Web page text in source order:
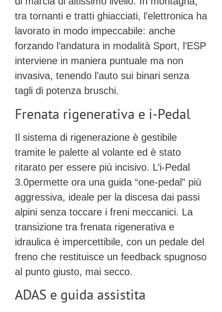
tra tornanti e tratti ghiacciati, l’elettronica ha
lavorato in modo impeccabile: anche
forzando l’andatura in modalità Sport, l’ESP
interviene in maniera puntuale ma non
invasiva, tenendo l’auto sui binari senza
tagli di potenza bruschi.
Frenata rigenerativa e i-Pedal
Il sistema di rigenerazione è gestibile
tramite le palette al volante ed è stato
ritarato per essere più incisivo. L’i-Pedal
3.0permette ora una guida “one-pedal” più
aggressiva, ideale per la discesa dai passi
alpini senza toccare i freni meccanici. La
transizione tra frenata rigenerativa e
idraulica è impercettibile, con un pedale del
freno che restituisce un feedback spugnoso
al punto giusto, mai secco.
ADAS e guida assistita